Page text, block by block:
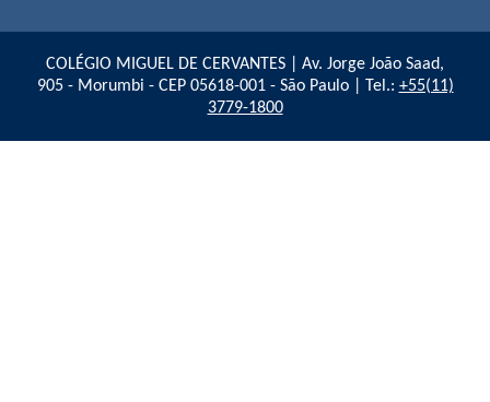
COLÉGIO MIGUEL DE CERVANTES | Av. Jorge João Saad,
905 - Morumbi - CEP 05618-001 - São Paulo | Tel.: +55(11)
3779-1800